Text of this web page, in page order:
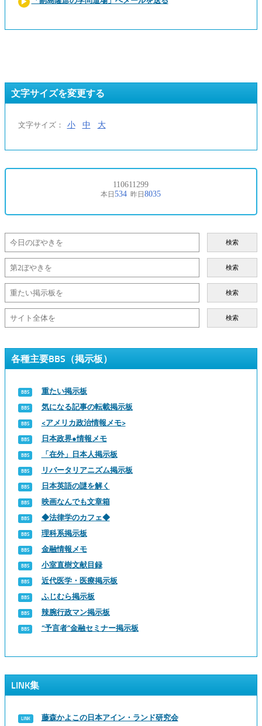
文字サイズを変更する
文字サイズ： 小 中 大
検索
検索
検索
検索
各種主要BBS（掲示板）
重たい掲示板
気になる記事の転載掲示板
<アメリカ政治情報メモ>
日本政界●情報メモ
「在外」日本人掲示板
リバータリアニズム掲示板
日本英語の謎を解く
映画なんでも文章箱
◆法律学のカフェ◆
理科系掲示板
金融情報メモ
小室直樹文献目録
近代医学・医療掲示板
ふじむら掲示板
辣腕行政マン掲示板
“予言者”金融セミナー掲示板
LINK集
藤森かよこの日本アイン・ランド研究会